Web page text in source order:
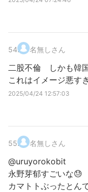
54. 名無しさん
二股不倫 しかも韓
これはイメージ悪す
2025/04/24 12:57:03
55. 名無しさん
@uruyorokobit
永野芽郁すごいな😓
カマトトぶったとん